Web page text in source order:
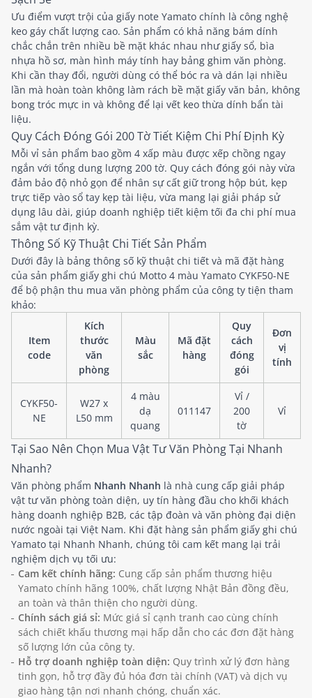
Ưu điểm vượt trội của giấy note Yamato chính là công nghệ
keo gáy chất lượng cao. Sản phẩm có khả năng bám dính
chắc chắn trên nhiều bề mặt khác nhau như giấy sổ, bìa
nhựa hồ sơ, màn hình máy tính hay bảng ghim văn phòng.
Khi cần thay đổi, người dùng có thể bóc ra và dán lại nhiều
lần mà hoàn toàn không làm rách bề mặt giấy văn bản, không
bong tróc mực in và không để lại vết keo thừa dính bẩn tài
liệu.
Quy Cách Đóng Gói 200 Tờ Tiết Kiệm Chi Phí Định Kỳ
Mỗi vỉ sản phẩm bao gồm 4 xấp màu được xếp chồng ngay
ngắn với tổng dung lượng 200 tờ. Quy cách đóng gói này vừa
đảm bảo độ nhỏ gọn để nhân sự cất giữ trong hộp bút, kẹp
trực tiếp vào sổ tay kẹp tài liệu, vừa mang lại giải pháp sử
dụng lâu dài, giúp doanh nghiệp tiết kiệm tối đa chi phí mua
sắm vật tư định kỳ.
Thông Số Kỹ Thuật Chi Tiết Sản Phẩm
Dưới đây là bảng thông số kỹ thuật chi tiết và mã đặt hàng
của sản phẩm giấy ghi chú Motto 4 màu Yamato CYKF50-NE
để bộ phận thu mua văn phòng phẩm của công ty tiện tham
khảo:
Item
code
Kích
thước
văn
phòng
Màu
sắc
Mã đặt
hàng
Quy
cách
đóng
gói
Đơn
vị
tính
CYKF50-
NE
W27 x
L50 mm
4 màu
dạ
quang
011147
Vỉ /
200
tờ
Vỉ
Tại Sao Nên Chọn Mua Vật Tư Văn Phòng Tại Nhanh
Nhanh?
Văn phòng phẩm Nhanh Nhanh là nhà cung cấp giải pháp
vật tư văn phòng toàn diện, uy tín hàng đầu cho khối khách
hàng doanh nghiệp B2B, các tập đoàn và văn phòng đại diện
nước ngoài tại Việt Nam. Khi đặt hàng sản phẩm giấy ghi chú
Yamato tại Nhanh Nhanh, chúng tôi cam kết mang lại trải
nghiệm dịch vụ tối ưu:
Cam kết chính hãng: Cung cấp sản phẩm thương hiệu
Yamato chính hãng 100%, chất lượng Nhật Bản đồng đều,
an toàn và thân thiện cho người dùng.
Chính sách giá sỉ: Mức giá sỉ cạnh tranh cao cùng chính
sách chiết khấu thương mại hấp dẫn cho các đơn đặt hàng
số lượng lớn của công ty.
Hỗ trợ doanh nghiệp toàn diện: Quy trình xử lý đơn hàng
tinh gọn, hỗ trợ đầy đủ hóa đơn tài chính (VAT) và dịch vụ
giao hàng tận nơi nhanh chóng, chuẩn xác.